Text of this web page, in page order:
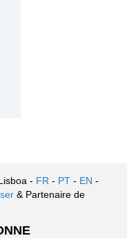
- FR - PT - EN -
& Partenaire de